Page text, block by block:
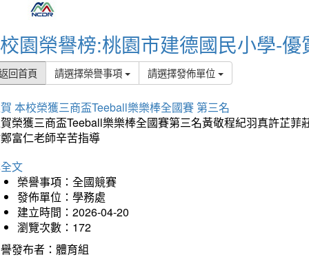
校園榮譽榜:桃園市建德國民小學-優
回首頁 請選擇榮譽事項 請選擇發佈單位
本校榮獲三商盃Teeball樂樂棒全國賽 第三名
榮獲三商盃Teeball樂樂棒全國賽第三名黃敬程紀羽真許芷
富仁老師辛苦指導
文
榮譽事項：全國競賽
發佈單位：學務處
建立時間：2026-04-20
瀏覽次數：172
發布者：體育組